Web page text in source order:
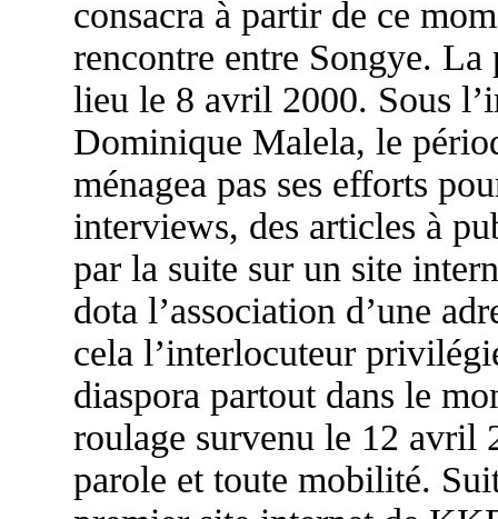
consacra à partir de ce
rencontre entre Songye.
lieu le 8 avril 2000. Sous
Dominique Malela, le
ménagea pas ses efforts
interviews, des articles à
par la suite sur un site
dota l’association d’une
cela l’interlocuteur
diaspora partout dans le
roulage survenu le 12 avril
parole et toute mobilité.